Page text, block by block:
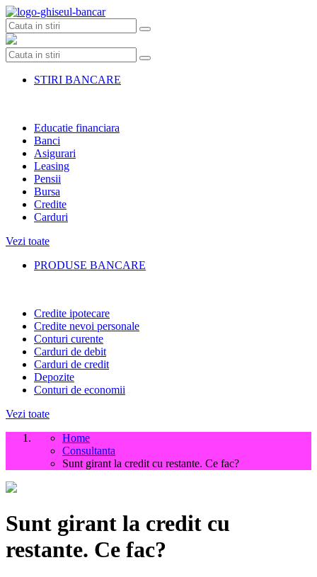
Skip
to
content
STIRI BANCARE
Educatie financiara
Banci
Asigurari
Leasing
Pensii
Bursa
Credite
Carduri
Vezi toate
PRODUSE BANCARE
Credite ipotecare
Credite nevoi personale
Conturi curente
Carduri de debit
Carduri de credit
Depozite
Conturi de economii
Vezi toate
Home
Consultanta
Sunt girant la credit cu restante. Ce fac?
Sunt girant la credit cu
restante. Ce fac?